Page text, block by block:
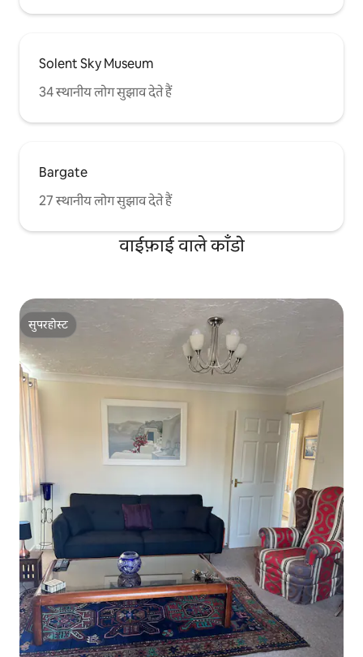
Solent Sky Museum
34 स्थानीय लोग सुझाव देते हैं
Bargate
27 स्थानीय लोग सुझाव देते हैं
वाईफ़ाई वाले काँडो
सुपरहोस्ट
सुपरहोस्ट